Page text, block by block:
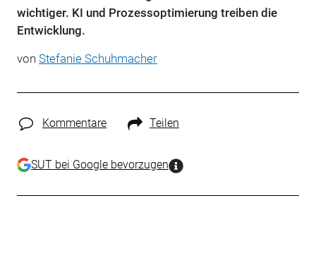
wichtiger. KI und Prozessoptimierung treiben die
Entwicklung.
von Stefanie Schuhmacher
Kommentare Teilen
SUT bei Google bevorzugen